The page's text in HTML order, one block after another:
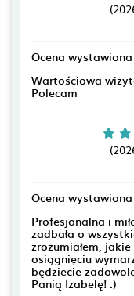
Ocena
Wartościowa
Polecam
Ocena
Profesjonalna i
zadbała o
zrozumiałem,
osiągnięciu
będziecie
Panią Izabelę! :)